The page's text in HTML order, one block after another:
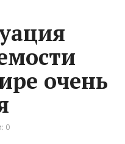
очень
0